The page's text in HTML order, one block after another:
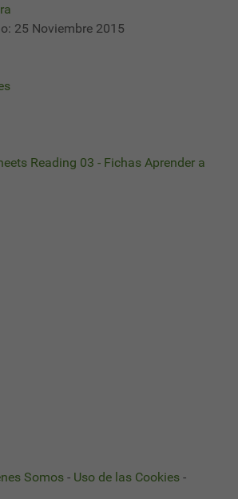
25 Noviembre 2015
Reading 03 - Fichas Aprender a
Somos - Uso de las Cookies -